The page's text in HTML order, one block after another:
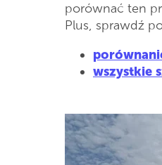
porównać ten
Plus, sprawdź
wszystkie